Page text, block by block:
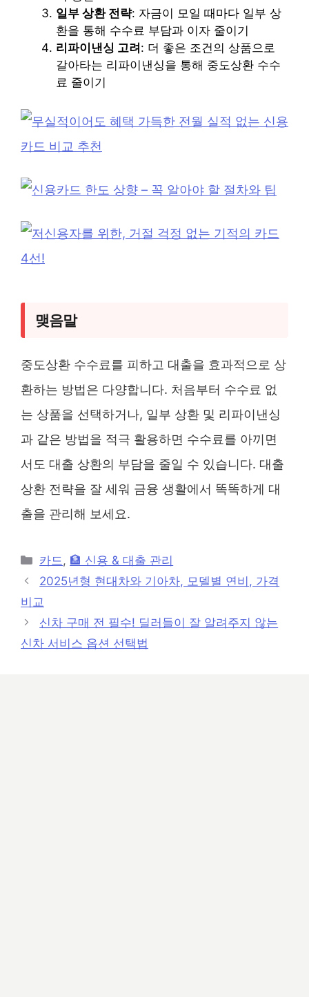
일부 상환 전략: 자금이 모일 때마다 일부 상
환을 통해 수수료 부담과 이자 줄이기
리파이낸싱 고려 : 더 좋은 조건의 상품으로
갈아타는 리파이낸싱을 통해 중도상환 수수
료 줄이기
맺음말
중도상환 수수료를 피하고 대출을 효과적으로 상
환하는 방법은 다양합니다. 처음부터 수수료 없
는 상품을 선택하거나, 일부 상환 및 리파이낸싱
과 같은 방법을 적극 활용하면 수수료를 아끼면
서도 대출 상환의 부담을 줄일 수 있습니다. 대출
상환 전략을 잘 세워 금융 생활에서 똑똑하게 대
출을 관리해 보세요.
카
테
리
카드 , 🏦 신용 & 대출 관리
2025년형 현대차와 기아차, 모델별 연비, 가격
비교
신차 구매 전 필수! 딜러들이 잘 알려주지 않는
신차 서비스 옵션 선택법